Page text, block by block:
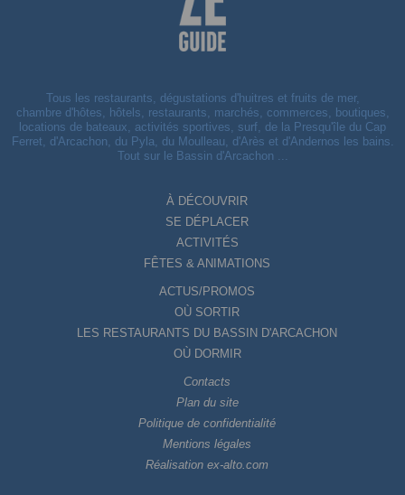
Tous les restaurants, dégustations d'huitres et fruits de mer,
chambre d'hôtes, hôtels, restaurants, marchés, commerces, boutiques,
locations de bateaux, activités sportives, surf, de la Presqu'île du Cap
Ferret, d'Arcachon, du Pyla, du Moulleau, d'Arès et d'Andernos les bains.
Tout sur le Bassin d'Arcachon ...
À DÉCOUVRIR
SE DÉPLACER
ACTIVITÉS
FÊTES & ANIMATIONS
ACTUS/PROMOS
OÙ SORTIR
LES RESTAURANTS DU BASSIN D'ARCACHON
OÙ DORMIR
Contacts
Plan du site
Politique de confidentialité
Mentions légales
Réalisation ex-alto.com